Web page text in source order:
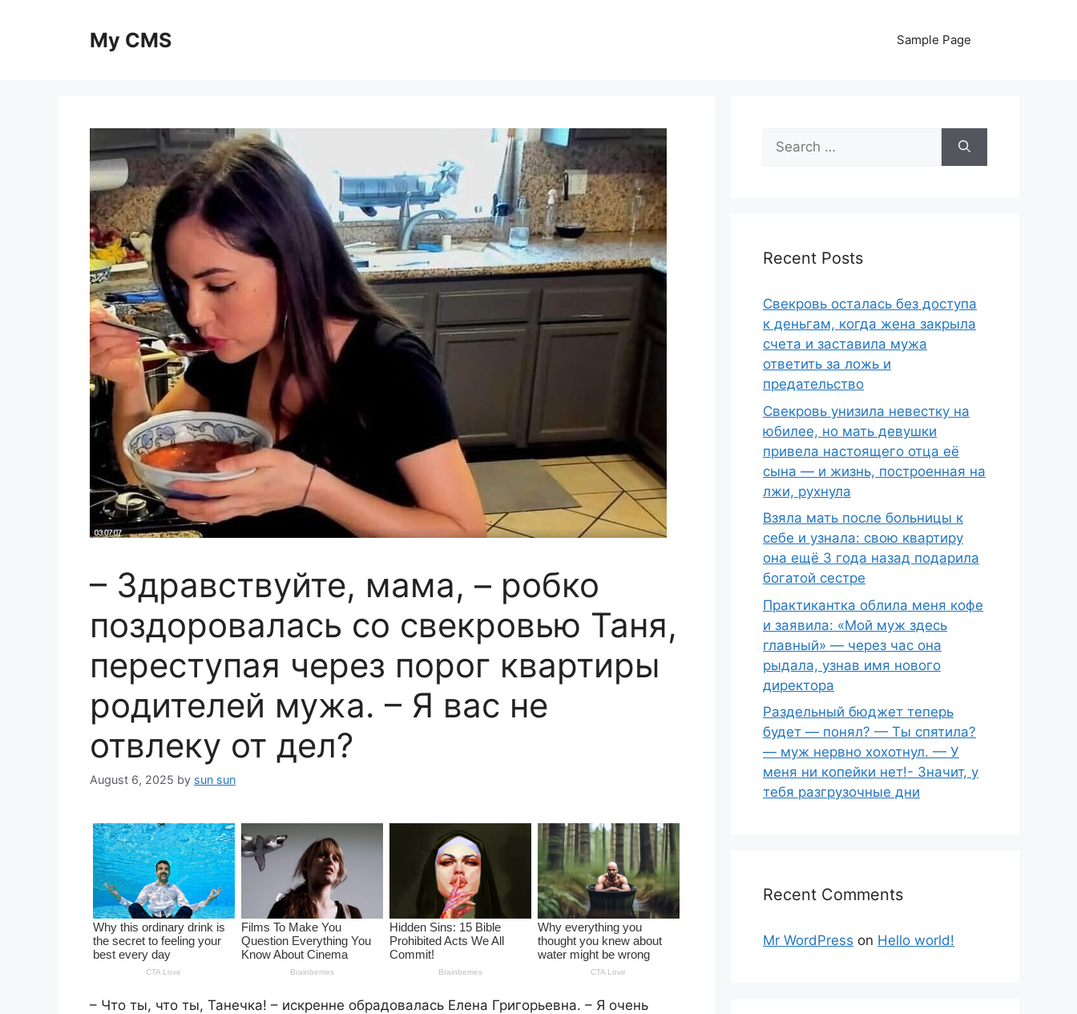
My CMS Sample Page
– Здравствуйте, мама, – робко
поздоровалась со свекровью Таня,
переступая через порог квартиры
родителей мужа. – Я вас не
отвлеку от дел?
August 6, 2025 by sun sun
– Что ты, что ты, Танечка! – искренне обрадовалась Елена Григорьевна. – Я очень
Search
for:
Recent Posts
Свекровь осталась без доступа
к деньгам, когда жена закрыла
счета и заставила мужа
ответить за ложь и
предательство
Свекровь унизила невестку на
юбилее, но мать девушки
привела настоящего отца её
сына — и жизнь, построенная на
лжи, рухнула
Взяла мать после больницы к
себе и узнала: свою квартиру
она ещё 3 года назад подарила
богатой сестре
Практикантка облила меня кофе
и заявила: «Мой муж здесь
главный» — через час она
рыдала, узнав имя нового
директора
Раздельный бюджет теперь
будет — понял? — Ты спятила?
— муж нервно хохотнул. — У
меня ни копейки нет!- Значит, у
тебя разгрузочные дни
Recent Comments
Mr WordPress on Hello world!